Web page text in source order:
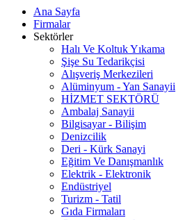
Ana Sayfa
Firmalar
Sektörler
Halı Ve Koltuk Yıkama
Şişe Su Tedarikçisi
Alışveriş Merkezileri
Alüminyum - Yan Sanayii
HİZMET SEKTÖRÜ
Ambalaj Sanayii
Bilgisayar - Bilişim
Denizcilik
Deri - Kürk Sanayi
Eğitim Ve Danışmanlık
Elektrik - Elektronik
Endüstriyel
Turizm - Tatil
Gıda Firmaları